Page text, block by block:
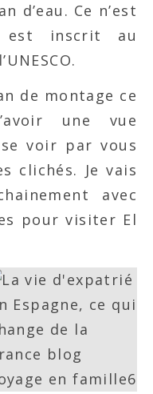
d’eau. Ce n’est
est inscrit au
de montage ce
une vue
voir par vous
clichés. Je vais
avec
pour visiter El